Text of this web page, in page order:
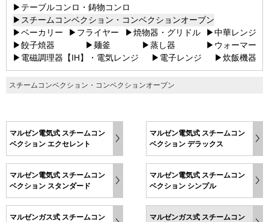
▶テーブルコンロ・鋳物コンロ
▶スチームコンベクション・コンベクションオーブン
▶ベーカリー
▶フライヤー ▶焼物器・グリドル
▶中華レンジ
▶餃子焼器
▶麺釜 ▶蒸し器
▶ウォーマー
▶電磁調理器【IH】・電気レンジ
▶電子レンジ ▶炊飯機器
スチームコンベクション・コンベクションオーブン
マルゼン電気式 スチームコン
ベクション エクセレント
マルゼン電気式 スチームコン
ベクション デラックス
マルゼン電気式 スチームコン
ベクション スタンダード
マルゼン電気式 スチームコン
ベクション シンプル
マルゼンガス式 スチームコン
マルゼンガス式 スチームコン